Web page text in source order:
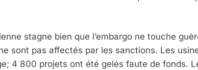
stagne bien que l’embargo ne touche
sont pas affectés par les sanctions. Les
4 800 projets ont été gelés faute de fonds.